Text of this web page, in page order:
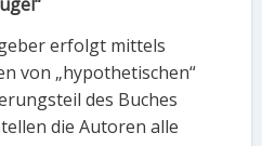
erfolgt mittels
von „hypothetischen“
des Buches
die Autoren alle